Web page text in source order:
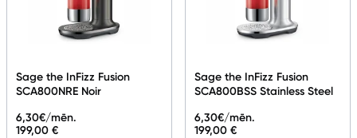
Mikroviļņu krāsnis
Blenderi
Sage the InFizz Fusion
SCA800NRE Noir
199,00 €
6,30€/mēn.
Sage the InFizz Fusion
SCA800BSS Stainless Steel
199,00 €
6,30€/mēn.